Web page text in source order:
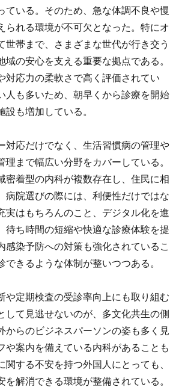
いる。そのため、急な体調不良や慢
れる環境が不可欠となった。特にオ
帯まで、さまざまな世代が行き交う
の安心を支える重要な拠点である。
対応力の柔軟さで高く評価されてい
人も多いため、朝早くから診療を開始
も増加している。
対応だけでなく、生活習慣病の管理や
まで幅広い分野をカバーしている。
着型の内科が複数存在し、住民に相
院選びの際には、利便性だけではな
実はもちろんのこと、デジタル化を進
ち時間の短縮や快適な診療体験を提
染予防への対策も強化されているこ
きるような体制が整いつつある。
定期検査の受診率向上にも取り組む
て見逃せないのが、多文化共生の側
らのビジネスパーソンの姿も多く見
案内を備えている内科があることも
する不安を持つ外国人にとっても、
解消できる環境が整備されている。